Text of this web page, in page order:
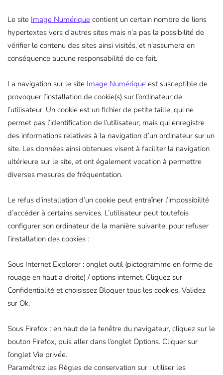
Le site Image Numérique contient un certain nombre de liens
hypertextes vers d’autres sites mais n’a pas la possibilité de
vérifier le contenu des sites ainsi visités, et n’assumera en
conséquence aucune responsabilité de ce fait.
La navigation sur le site Image Numérique est susceptible de
provoquer l’installation de cookie(s) sur l’ordinateur de
l’utilisateur. Un cookie est un fichier de petite taille, qui ne
permet pas l’identification de l’utilisateur, mais qui enregistre
des informations relatives à la navigation d’un ordinateur sur un
site. Les données ainsi obtenues visent à faciliter la navigation
ultérieure sur le site, et ont également vocation à permettre
diverses mesures de fréquentation.
Le refus d’installation d’un cookie peut entraîner l’impossibilité
d’accéder à certains services. L’utilisateur peut toutefois
configurer son ordinateur de la manière suivante, pour refuser
l’installation des cookies :
Sous Internet Explorer : onglet outil (pictogramme en forme de
rouage en haut a droite) / options internet. Cliquez sur
Confidentialité et choisissez Bloquer tous les cookies. Validez
sur Ok.
Sous Firefox : en haut de la fenêtre du navigateur, cliquez sur le
bouton Firefox, puis aller dans l’onglet Options. Cliquer sur
l’onglet Vie privée.
Paramétrez les Règles de conservation sur : utiliser les